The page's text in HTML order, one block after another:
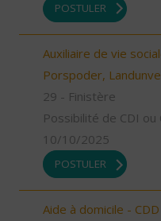
POSTULER
Auxiliaire de vie
Porspoder,
29 - Finistère
Possibilité de CDI ou
10/10/2025
POSTULER
Aide à domicile -